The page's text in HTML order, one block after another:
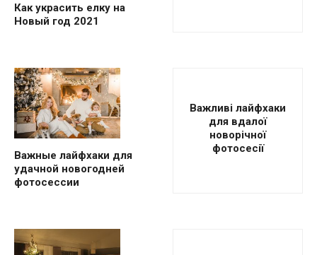
Как украсить елку на
Новый год 2021
Важные лайфхаки для
удачной новогодней
фотосессии
Важливі лайфхаки
для вдалої
новорічної
фотосесії